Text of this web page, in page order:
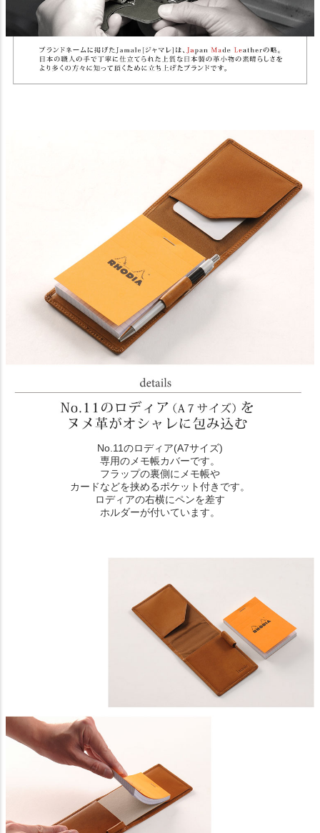
No.11のロディア(A7サイズ)
専用のメモ帳カバーです。
フラップの裏側にメモ帳や
カードなどを挟めるポケット付きです。
ロディアの右横にペンを差す
ホルダーが付いています。